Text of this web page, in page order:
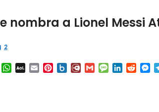
nombra a Lionel Messi
2
WhatsApp
AOL Email Pinterest
Box.netDiary.RuGmailMessage
LinkedInReddit